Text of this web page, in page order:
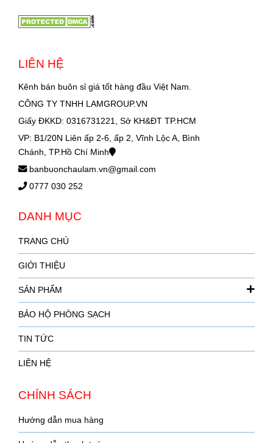
LIÊN HỆ
Kênh bán buôn sỉ giá tốt hàng đầu Việt Nam.
CÔNG TY TNHH LAMGROUP.VN
Giấy ĐKKD: 0316731221, Sở KH&ĐT TP.HCM
VP: B1/20N Liên ấp 2-6, ấp 2, Vĩnh Lộc A, Bình
Chánh, TP.Hồ Chí Minh
banbuonchaulam.vn@gmail.com
0777 030 252
DANH MỤC
TRANG CHỦ
GIỚI THIỆU
SẢN PHẨM
BẢO HỘ PHÒNG SẠCH
TIN TỨC
LIÊN HỆ
CHÍNH SÁCH
Hướng dẫn mua hàng